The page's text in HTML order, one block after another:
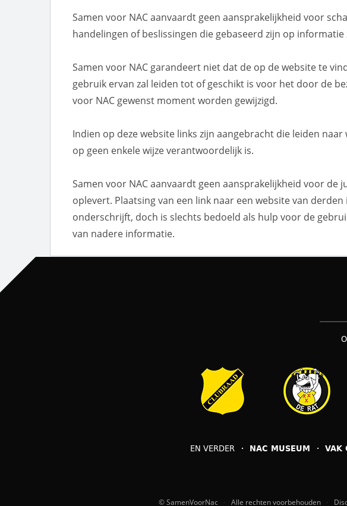
Samen voor NAC aanvaardt geen aansprakelijkheid voor
handelingen of beslissingen die gebaseerd zijn op
Samen voor NAC garandeert niet dat de op de website te
gebruik ervan zal leiden tot of geschikt is voor het door de
voor NAC gewenst moment worden gewijzigd.
Indien op deze website links zijn aangebracht die leiden
op geen enkele wijze verantwoordelijk is.
Samen voor NAC aanvaardt geen aansprakelijkheid voor
oplevert. Plaatsing van een link naar een website van
onderschrijft, doch is slechts bedoeld als hulp voor de
van nadere informatie.
EN VERDER NAC MUSEUM VAK
© SamenVoorNac Alle rechten voorbehouden